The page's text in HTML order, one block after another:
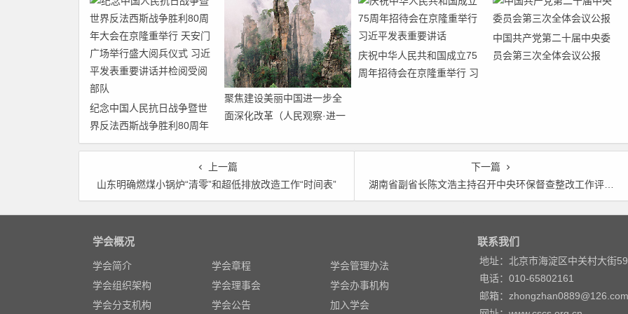
纪念中国人民抗日战争暨世
界反法西斯战争胜利80周年
大会在京隆重举行 天安门广
发表重要讲话并检阅受阅部
聚焦建设美丽中国进一步全
面深化改革（人民观察·进一
焦”）
庆祝中华人民共和国成立75
周年招待会在京隆重举行 习
中国共产党第二十届中央委
员会第三次全体会议公报
上一篇
山东明确燃煤小锅炉“清零”和超低排放改造工作“时间表”
下一篇
湖南省副省长陈文浩主持召开中央环保督查整改工作评议会
学会概况
学会简介 学会章程
学会管理办法
学会组织架构
学会理事会
学会办事机构
学会分支机构
学会公告 加入学会
联系我们
地址：北京市海淀区中关村大街
电话：010-65802161
邮箱：zhongzhan0889@126.com